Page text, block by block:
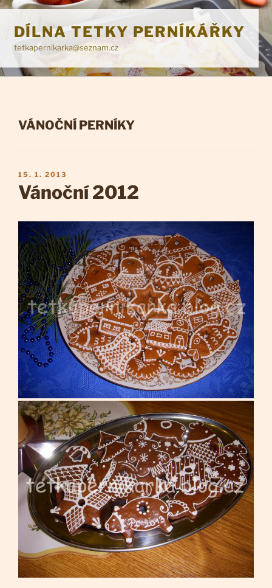
Přejít
obsahu
webu
DÍLNA TETKY PERNÍKÁŘKY
tetkapernikarka@seznam.cz
RUBRIKY
VÁNOČNÍ PERNÍKY
PUBLIKOVÁNO
15. 1. 2013
Vánoční 2012